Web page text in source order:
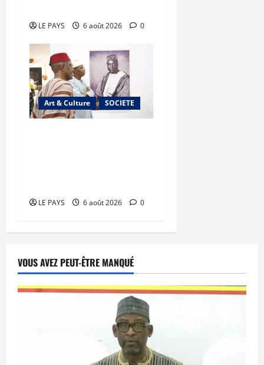
LE PAYS 6 août 2026 0
Art & Culture SOCIETE
LE PAYS 6 août 2026 0
VOUS AVEZ PEUT-ÊTRE MANQUÉ